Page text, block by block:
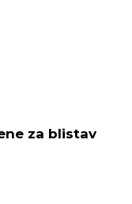
za blistav